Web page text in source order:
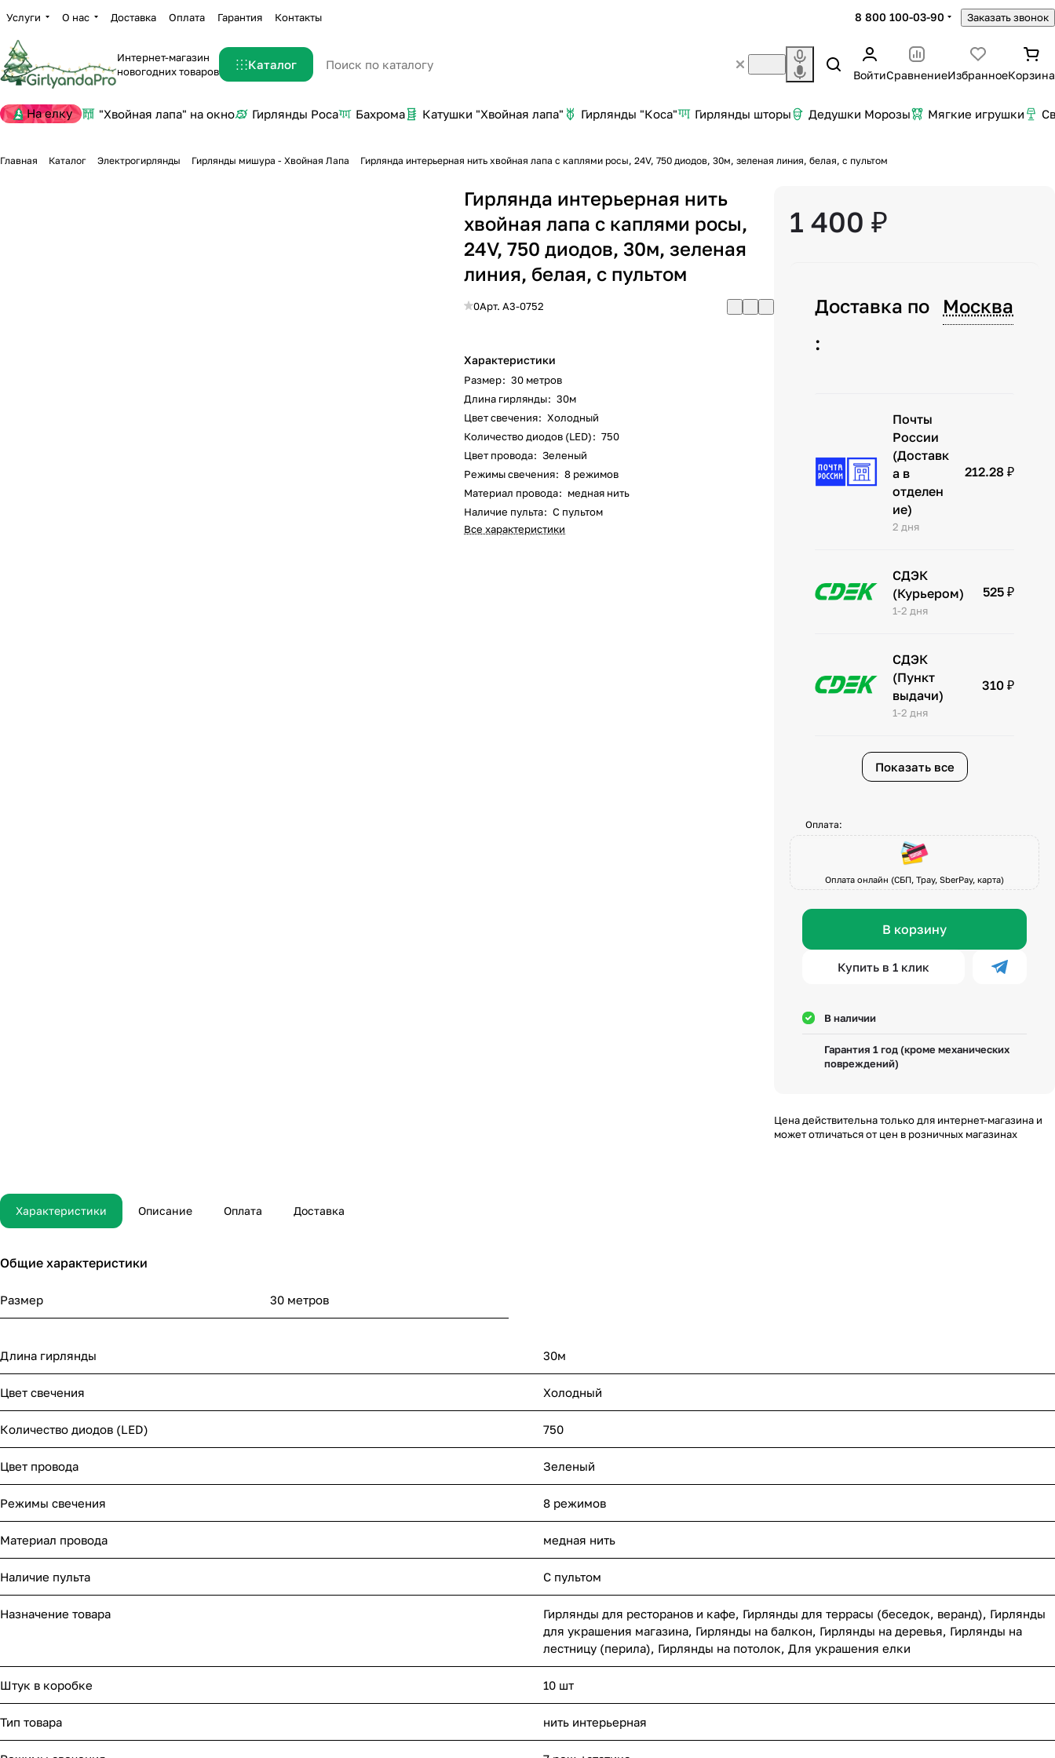
Услуги О нас Доставка Оплата Гарантия Контакты 8 800 100-03-90 Заказать звонок
Интернет-магазин
новогодних товаров
Каталог
ВойтиСравнениеИзбранноеКорзина
На елку "Хвойная лапа" на окно Гирлянды Роса Бахрома Катушки "Хвойная лапа" Гирлянды "Коса" Гирлянды шторы Дедушки Морозы Мягкие игрушки
Главная Каталог Электрогирлянды Гирлянды мишура - Хвойная Лапа Гирлянда интерьерная нить хвойная лапа с каплями росы, 24V, 750 диодов, 30м, зеленая линия, белая, с пультом
Гирлянда интерьерная нить
хвойная лапа с каплями росы,
24V, 750 диодов, 30м, зеленая
линия, белая, с пультом
0Арт.A3-0752
Характеристики
Размер: 30 метров
Длина гирлянды: 30м
Цвет свечения: Холодный
Количество диодов (LED): 750
Цвет провода: Зеленый
Режимы свечения: 8 режимов
Материал провода: медная нить
Наличие пульта: С пультом
Все характеристики
1 400 ₽
Доставка по
Москва
:
Почты
России
(Доставк
а в
отделен
ие)
2 дня
212.28 ₽
СДЭК
(Курьером)
1-2 дня
525 ₽
СДЭК
(Пункт
выдачи)
1-2 дня
310 ₽
Показать все
Оплата:
Оплата онлайн (СБП, Tpay, SberPay, карта)
В корзину
Купить в 1 клик
В наличии
Гарантия 1 год (кроме механических
повреждений)
Цена действительна только для интернет-магазина и
может отличаться от цен в розничных магазинах
Характеристики Описание Оплата Доставка
Общие характеристики
Размер 30 метров
Длина гирлянды 30м
Цвет свечения Холодный
Количество диодов (LED) 750
Цвет провода Зеленый
Режимы свечения 8 режимов
Материал провода медная нить
Наличие пульта С пультом
Назначение товара
Гирлянды для ресторанов и кафе, Гирлянды для террасы (беседок, веранд), Гирлянды
для украшения магазина, Гирлянды на балкон, Гирлянды на деревья, Гирлянды на
лестницу (перила), Гирлянды на потолок, Для украшения елки
Штук в коробке 10 шт
Тип товара нить интерьерная